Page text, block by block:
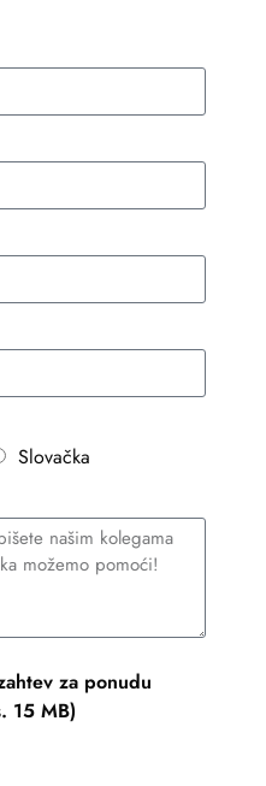
Slovačka
za ponudu
15 MB)